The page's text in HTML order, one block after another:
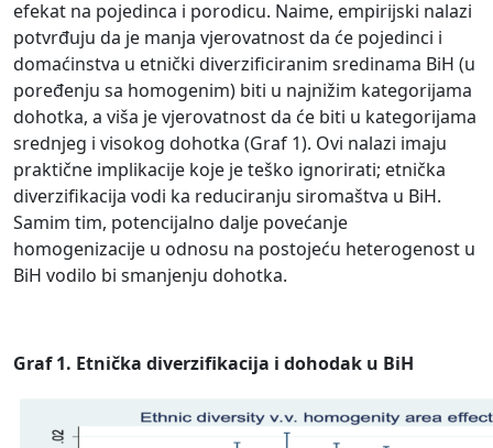
efekat na pojedinca i porodicu. Naime, empirijski nalazi
potvrđuju da je manja vjerovatnost da će pojedinci i
domaćinstva u etnički diverzificiranim sredinama BiH (u
poređenju sa homogenim) biti u najnižim kategorijama
dohotka, a viša je vjerovatnost da će biti u kategorijama
srednjeg i visokog dohotka (Graf 1). Ovi nalazi imaju
praktične implikacije koje je teško ignorirati; etnička
diverzifikacija vodi ka reduciranju siromaštva u BiH.
Samim tim, potencijalno dalje povećanje
homogenizacije u odnosu na postojeću heterogenost u
BiH vodilo bi smanjenju dohotka.
Graf 1. Etnička diverzifikacija i dohodak u BiH